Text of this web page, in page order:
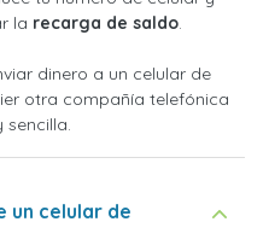
la recarga de saldo.
dinero a un celular de
otra compañía telefónica
un celular de